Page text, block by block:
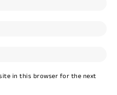
in this browser for the next